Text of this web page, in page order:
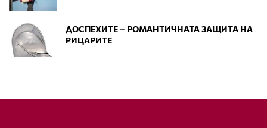
ДОСПЕХИТЕ – РОМАНТИЧНАТА ЗАЩИТА НА
РИЦАРИТЕ